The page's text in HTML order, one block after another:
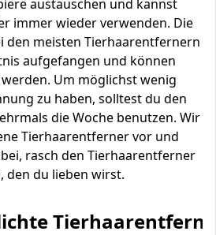
austauschen und kannst
immer wieder verwenden. Die
den meisten Tierhaarentfernern
aufgefangen und können
Um möglichst wenig
zu haben, solltest du den
die Woche benutzen. Wir
Tierhaarentferner vor und
rasch den Tierhaarentferner
den du lieben wirst.